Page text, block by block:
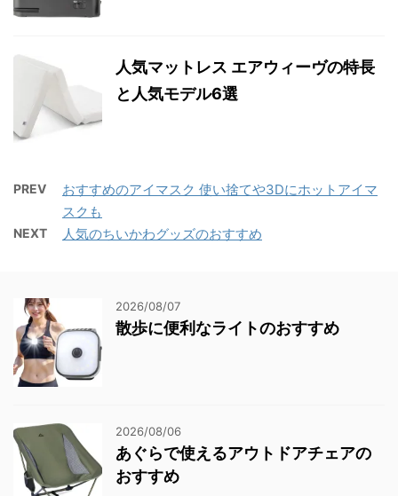
人気マットレス エアウィーヴの特長
と人気モデル6選
PREV
おすすめのアイマスク 使い捨てや3Dにホットアイマ
スクも
NEXT 人気のちいかわグッズのおすすめ
2026/08/07
散歩に便利なライトのおすすめ
2026/08/06
あぐらで使えるアウトドアチェアの
おすすめ